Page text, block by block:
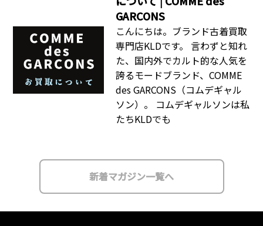
GARCONS
こんにちは。ブランド古着買取
専門店KLDです。 言わずと知れ
た、国内外でカルト的な人気を
誇るモードブランド、COMME
des GARCONS（コムデギャル
ソン）。 コムデギャルソンは私
たちKLDでも
新着マガジン一覧へ